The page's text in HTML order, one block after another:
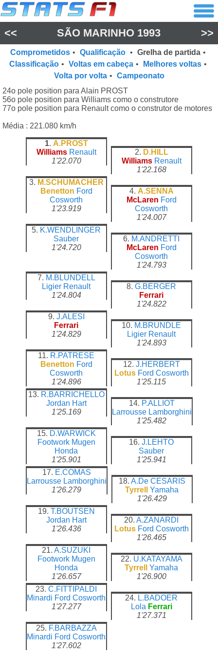
<< SÃO MARINHO 1993 >>
Comprometidos • Qualificação • Grelha de partida •
Classificação • Voltas em cabeça • Melhores voltas •
Volta por volta • Campeonato
24o pole position para Alain PROST
56o pole position para Williams como o construtore
77o pole position para Renault como o construtor de motores
Média : 221.080 km/h
1. A.PROST
Williams Renault
1'22.070
2. D.HILL
Williams Renault
1'22.168
3. M.SCHUMACHER
Benetton Ford
Cosworth
1'23.919
4. A.SENNA
McLaren Ford
Cosworth
1'24.007
5. K.WENDLINGER
Sauber
1'24.720
6. M.ANDRETTI
McLaren Ford
Cosworth
1'24.793
7. M.BLUNDELL
Ligier Renault
1'24.804
8. G.BERGER
Ferrari
1'24.822
9. J.ALESI
Ferrari
1'24.829
10. M.BRUNDLE
Ligier Renault
1'24.893
11. R.PATRESE
Benetton Ford
Cosworth
1'24.896
12. J.HERBERT
Lotus Ford Cosworth
1'25.115
13. R.BARRICHELLO
Jordan Hart
1'25.169
14. P.ALLIOT
Larrousse Lamborghini
1'25.482
15. D.WARWICK
Footwork Mugen
Honda
1'25.901
16. J.LEHTO
Sauber
1'25.941
17. E.COMAS
Larrousse Lamborghini
1'26.279
18. A.De CESARIS
Tyrrell
Yamaha
1'26.429
19. T.BOUTSEN
Jordan Hart
1'26.436
20. A.ZANARDI
Lotus Ford Cosworth
1'26.465
21. A.SUZUKI
Footwork Mugen
Honda
1'26.657
22. U.KATAYAMA
Tyrrell
Yamaha
1'26.900
23. C.FITTIPALDI
Minardi Ford Cosworth
1'27.277
24. L.BADOER
Lola Ferrari
1'27.371
25. F.BARBAZZA
Minardi Ford Cosworth
1'27.602